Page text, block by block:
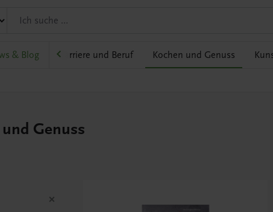
& Blog Karriere und Beruf Kochen und Genuss
Genuss